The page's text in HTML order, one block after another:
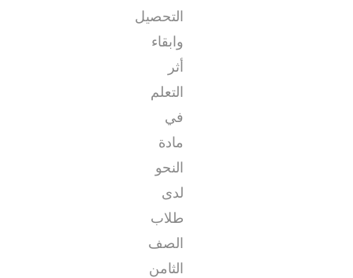
التحصيل
وابقاء
أثر
التعلم
في
مادة
النحو
لدى
طلاب
الصف
الثامن